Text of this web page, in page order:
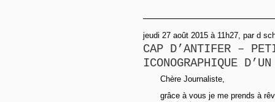
jeudi 27 août 2015 à 11h27, par d
CAP D’ANTIFER –
ICONOGRAPHIQUE
Chère Journaliste,
grâce à vous je me prends à